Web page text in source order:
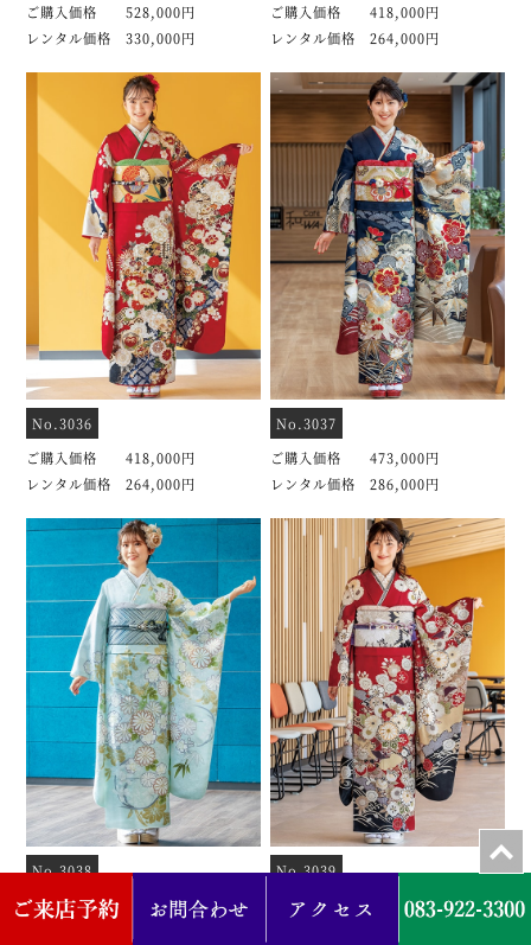
ご購入価格 528,000円
レンタル価格 330,000円
ご購入価格 418,000円
レンタル価格 264,000円
No.3036
ご購入価格 418,000円
レンタル価格 264,000円
No.3037
ご購入価格 473,000円
レンタル価格 286,000円
No.3038
ご購入価格 418,000円
No.3039
ご購入価格 418,000円